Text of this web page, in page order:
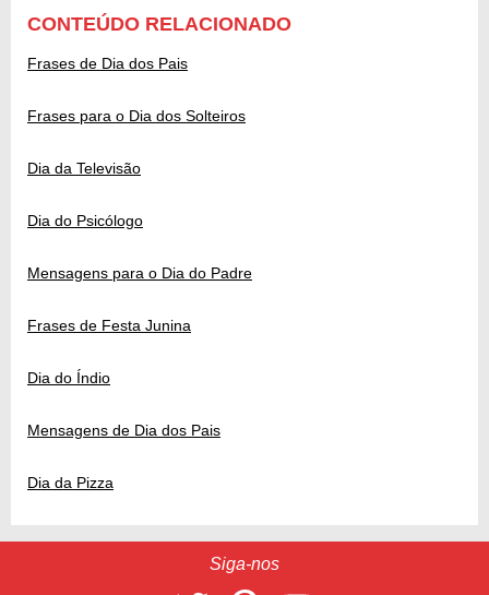
CONTEÚDO RELACIONADO
Frases de Dia dos Pais
Frases para o Dia dos Solteiros
Dia da Televisão
Dia do Psicólogo
Mensagens para o Dia do Padre
Frases de Festa Junina
Dia do Índio
Mensagens de Dia dos Pais
Dia da Pizza
Siga-nos